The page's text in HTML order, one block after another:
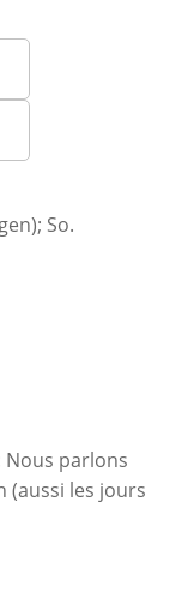
So.
Nous parlons
(aussi les jours